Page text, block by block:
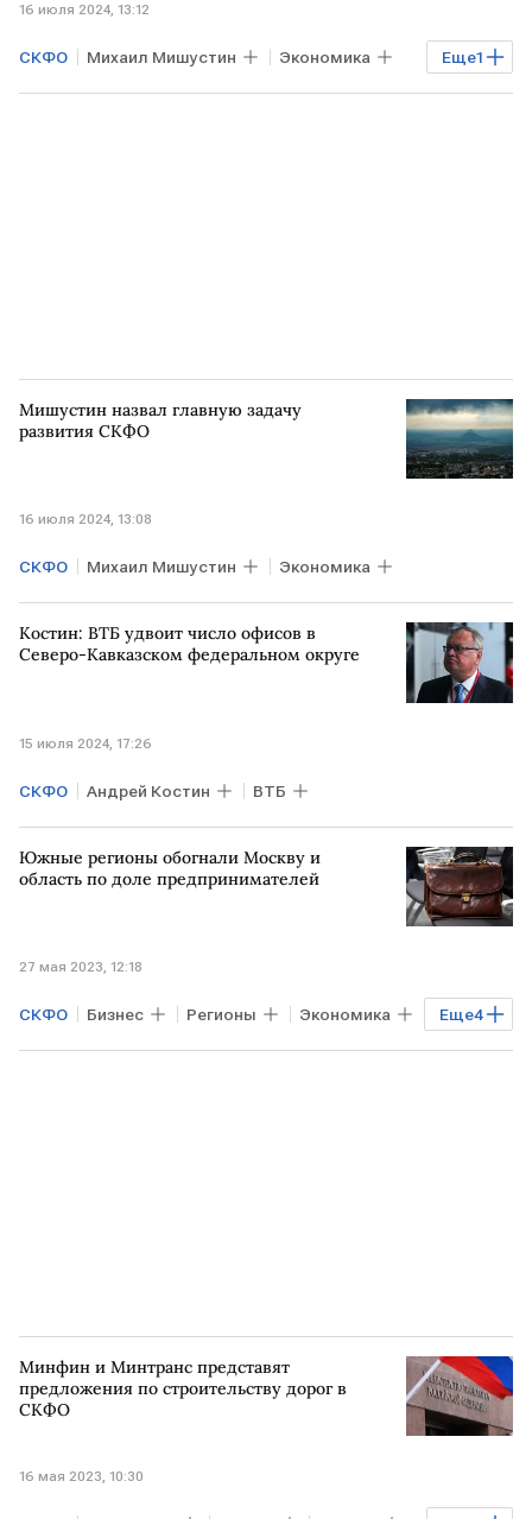
16 июля 2024, 13:12
Еще1
СКФО Михаил Мишустин Экономика
МТК "Север-Юг"
Мишустин назвал главную задачу
развития СКФО
16 июля 2024, 13:08
СКФО Михаил Мишустин Экономика
Костин: ВТБ удвоит число офисов в
Северо-Кавказском федеральном округе
15 июля 2024, 17:26
СКФО Андрей Костин ВТБ
Южные регионы обогнали Москву и
область по доле предпринимателей
27 мая 2023, 12:18
Еще4
СКФО Бизнес Регионы Экономика
РОССИЯ ПОДМОСКОВЬЕ ИП
Минфин и Минтранс представят
предложения по строительству дорог в
СКФО
16 мая 2023, 10:30